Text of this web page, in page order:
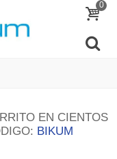
0
EN CIENTOS
BIKUM